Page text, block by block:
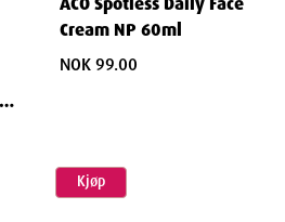
Cream NP 60ml
NOK 99.00
Kjøp